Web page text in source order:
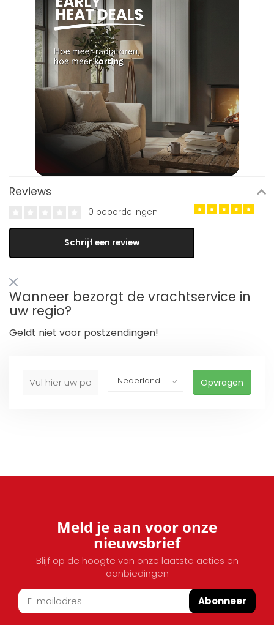
Reviews
0 beoordelingen
Schrijf een review
Wanneer bezorgt de vrachtservice in
uw regio?
Geldt niet voor postzendingen!
Opvragen
Meld je aan voor onze
nieuwsbrief
Blijf op de hoogte van onze laatste acties en
aanbiedingen
Abonneer